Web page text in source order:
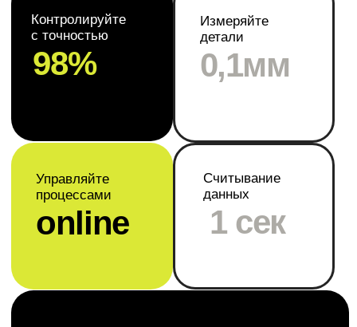
Машинное зрение
решает
производственные
задачи
поверхностных